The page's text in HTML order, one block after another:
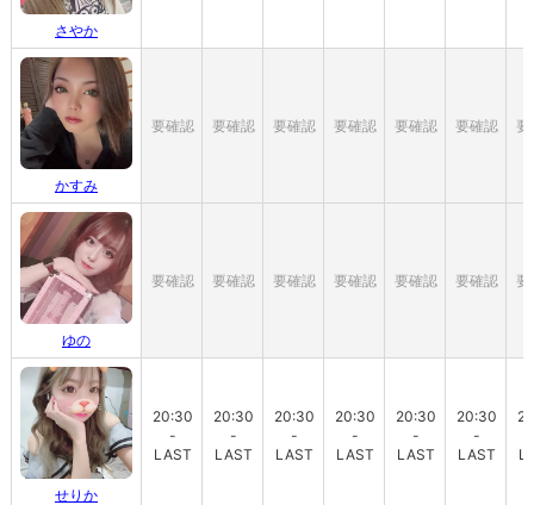
さやか
かすみ
要確認 要確認 要確認 要確認 要確認 要確認 要
ゆの
要確認 要確認 要確認 要確認 要確認 要確認 要
せりか
20:30
-
LAST
20:30
-
LAST
20:30
-
LAST
20:30
-
LAST
20:30
-
LAST
20:30
-
LAST